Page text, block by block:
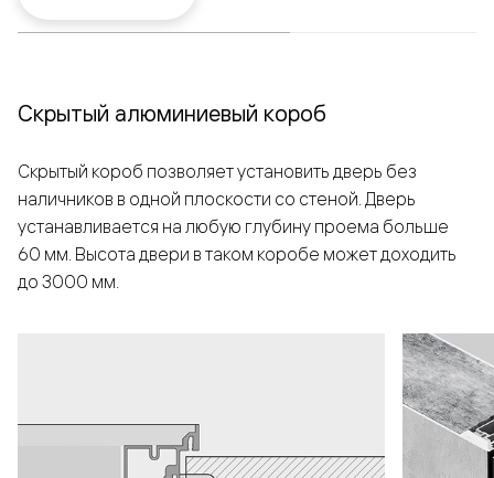
Скрытый алюминиевый короб
Скрытый короб позволяет установить дверь без
наличников в одной плоскости со стеной. Дверь
устанавливается на любую глубину проема больше
60 мм. Высота двери в таком коробе может доходить
до 3000 мм.